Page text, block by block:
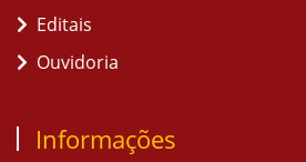
Editais
Ouvidoria
Informações